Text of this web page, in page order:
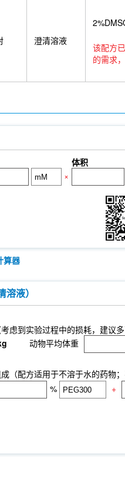
澄清溶液
该配方
的需求
体积
×
算器
液）
虑到实验过程中的损耗，建议
动物平均体重
（配方适用于不溶于水的药物
% +